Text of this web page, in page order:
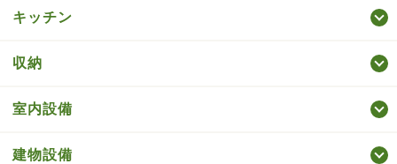
キッチン
収納
室内設備
建物設備